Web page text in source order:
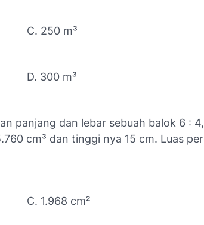
C. 250 m³
D. 300 m³
panjang dan lebar sebuah balok 6 :
cm³ dan tinggi nya 15 cm. Luas
C. 1.968 cm²